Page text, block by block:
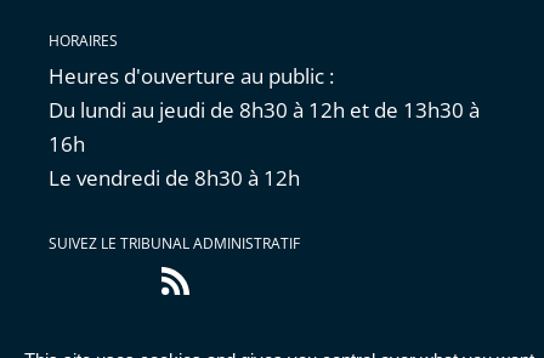
HORAIRES
Heures d'ouverture au public :
Du lundi au jeudi de 8h30 à 12h et de 13h30 à
16h
Le vendredi de 8h30 à 12h
SUIVEZ LE TRIBUNAL ADMINISTRATIF
Flux
RSS